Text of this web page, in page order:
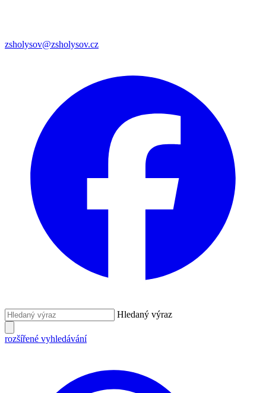
zsholysov@zsholysov.cz
Hledaný výraz
rozšířené vyhledávání